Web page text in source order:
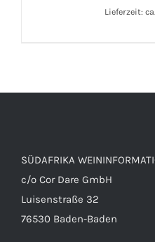
IN DENLieferzeit:
SÜDAFRIKA
c/o Cor Dare GmbH
Luisenstraße 32
76530 Baden-Baden